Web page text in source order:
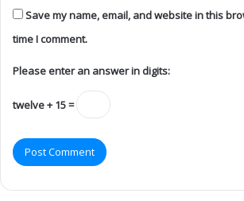
Save my name, email, and website in this
time I comment.
Please enter an answer in digits:
twelve + 15 =